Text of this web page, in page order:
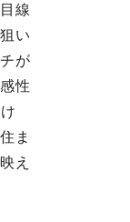
線
い
が
性
ま
え